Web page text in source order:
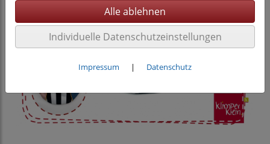
Individuelle Datenschutzeinstellungen
Impressum | Datenschutz